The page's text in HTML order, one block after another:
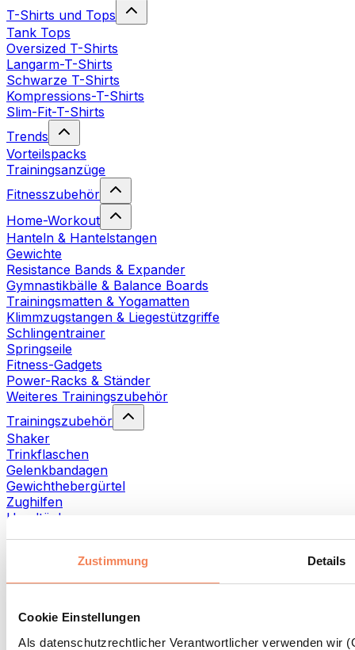
Zustimmung Details
Cookie Einstellungen
Als datenschutzrechtlicher Verantwortlicher verwenden wir
T-Shirts und Tops
Tank Tops
Oversized T-Shirts
Langarm-T-Shirts
Schwarze T-Shirts
Kompressions-T-Shirts
Slim-Fit-T-Shirts
Trends
Vorteilspacks
Trainingsanzüge
Fitnesszubehör
Home-Workout
Hanteln & Hantelstangen
Gewichte
Resistance Bands & Expander
Gymnastikbälle & Balance Boards
Trainingsmatten & Yogamatten
Klimmzugstangen & Liegestützgriffe
Schlingentrainer
Springseile
Fitness-Gadgets
Power-Racks & Ständer
Weiteres Trainingszubehör
Trainingszubehör
Shaker
Trinkflaschen
Gelenkbandagen
Gewichthebergürtel
Zughilfen
Handtücher
Faszien- und Massagerollen
Weitere Rehabilitationshilfen